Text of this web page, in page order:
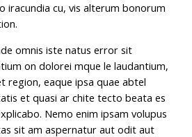
iracundia cu, vis alterum bonorum
omnis iste natus error sit
on dolorei mque le laudantium,
region, eaque ipsa quae abtel
et quasi ar chite tecto beata es
Nemo enim ipsam volupus
sit am aspernatur aut odit aut